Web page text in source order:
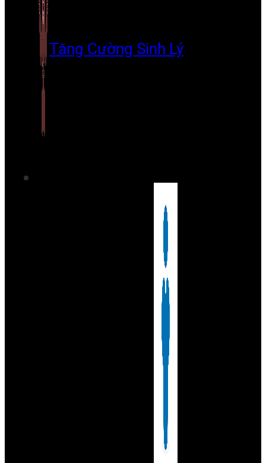
Tăng Cường Sinh Lý